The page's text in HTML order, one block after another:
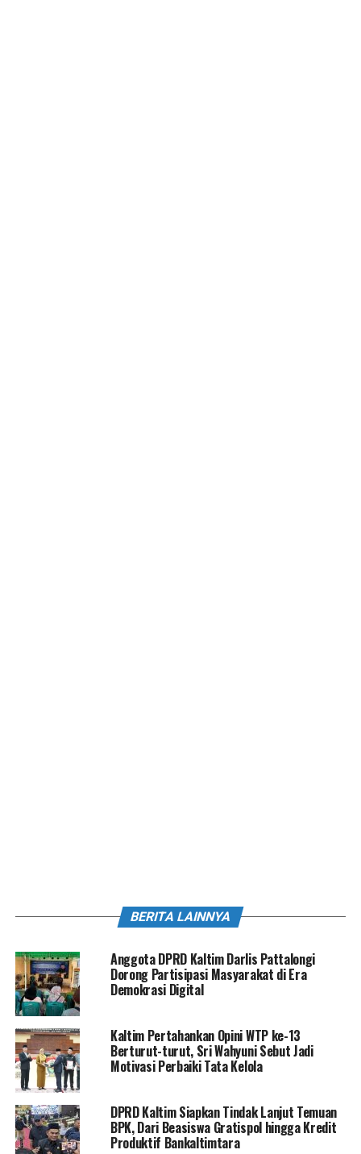
BERITA LAINNYA
Anggota DPRD Kaltim Darlis Pattalongi
Dorong Partisipasi Masyarakat di Era
Demokrasi Digital
Kaltim Pertahankan Opini WTP ke-13
Berturut-turut, Sri Wahyuni Sebut Jadi
Motivasi Perbaiki Tata Kelola
DPRD Kaltim Siapkan Tindak Lanjut Temuan
BPK, Dari Beasiswa Gratispol hingga Kredit
Produktif Bankaltimtara